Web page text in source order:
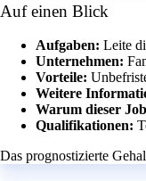
Auf einen Blick
Aufgaben: Leite
Unternehmen:
Vorteile:
Weitere
Warum dieser
Qualifikationen:
Das prognostizierte